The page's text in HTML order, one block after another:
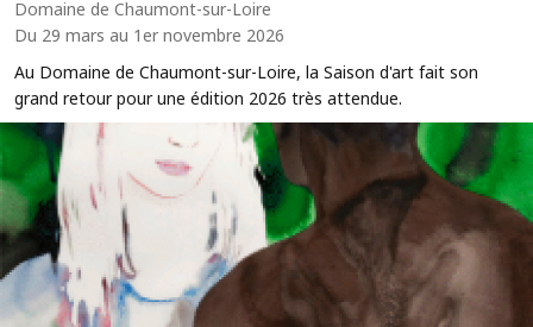
Domaine de Chaumont-sur-Loire
Du 29 mars au 1er novembre 2026
Au Domaine de Chaumont-sur-Loire, la Saison d'art fait son
grand retour pour une édition 2026 très attendue.